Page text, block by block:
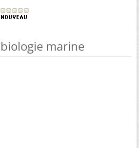
marine